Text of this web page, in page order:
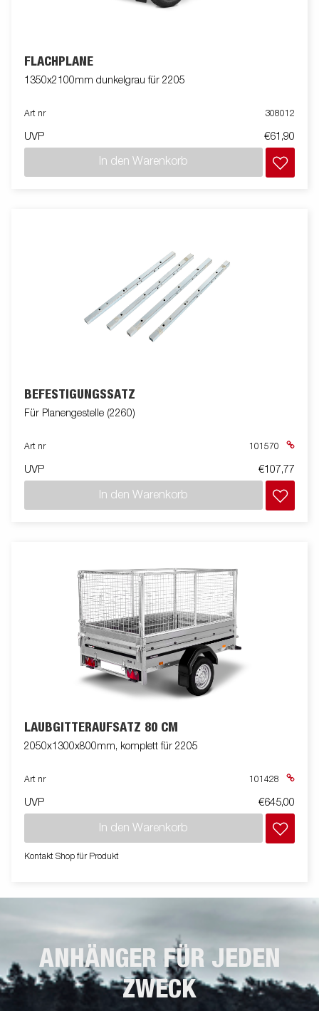
FLACHPLANE
1350x2100mm dunkelgrau für 2205
Art nr 308012
UVP €61,90
In den Warenkorb
BEFESTIGUNGSSATZ
Für Planengestelle (2260)
Art nr 101570
UVP €107,77
In den Warenkorb
LAUBGITTERAUFSATZ 80 CM
2050x1300x800mm, komplett für 2205
Art nr 101428
UVP €645,00
In den Warenkorb
Kontakt Shop für Produkt
ANHÄNGER FÜR JEDEN
ZWECK